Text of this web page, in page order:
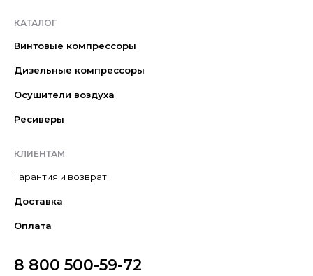
КАТАЛОГ
Винтовые компрессоры
Дизельные компрессоры
Осушители воздуха
Ресиверы
КЛИЕНТАМ
Гарантия и возврат
Доставка
Оплата
8 800 500-59-72